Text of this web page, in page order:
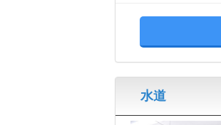
水道